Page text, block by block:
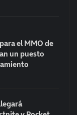
el MMO de
un puesto